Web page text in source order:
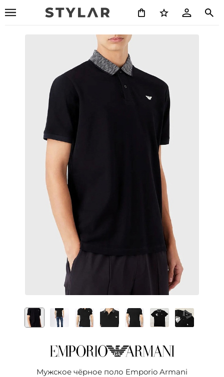
Мужское чёрное поло Emporio Armani